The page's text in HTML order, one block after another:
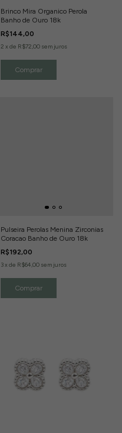
Brinco Mira Organico Perola
Banho de Ouro 18k
R$144,00
2 x de R$72,00 sem juros
Pulseira Perolas Menina Zirconias
Coracao Banho de Ouro 18k
R$192,00
3x de R$64,00 sem juros